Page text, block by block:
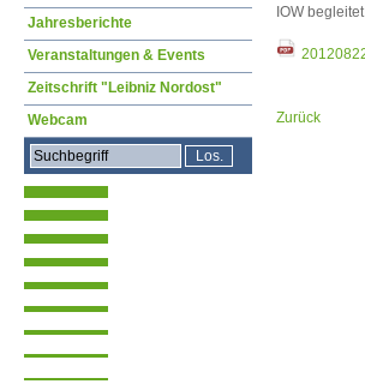
IOW
Zurück
Jahresberichte
Veranstaltungen & Events
Zeitschrift "Leibniz Nordost"
Webcam